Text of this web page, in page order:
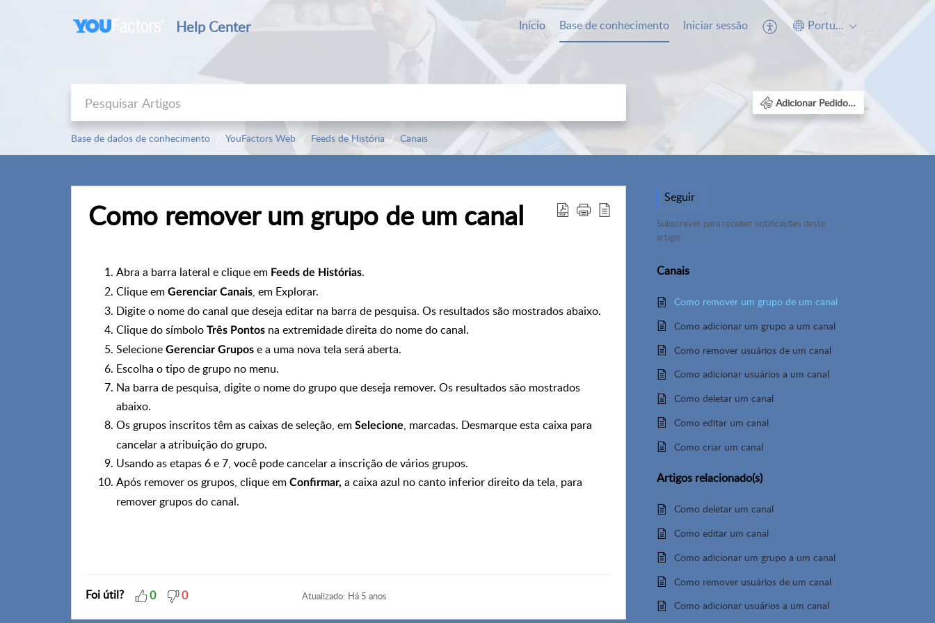
Help Center Início Base de conhecimento Iniciar sessão Português
Adicionar Pedido de suporte
Base de dados de conhecimento YouFactors Web Feeds de História Canais
Como remover um grupo de um canal
Abra a barra lateral e clique em Feeds de Histórias.
Clique em Gerenciar Canais, em Explorar.
Digite o nome do canal que deseja editar na barra de pesquisa. Os resultados são mostrados abaixo.
Clique do símbolo Três Pontos na extremidade direita do nome do canal.
Selecione Gerenciar Grupos e a uma nova tela será aberta.
Escolha o tipo de grupo no menu.
Na barra de pesquisa, digite o nome do grupo que deseja remover. Os resultados são mostrados
abaixo.
Os grupos inscritos têm as caixas de seleção, em Selecione, marcadas. Desmarque esta caixa para
cancelar a atribuição do grupo.
Usando as etapas 6 e 7, você pode cancelar a inscrição de vários grupos.
Após remover os grupos, clique em Confirmar, a caixa azul no canto inferior direito da tela, para
remover grupos do canal.
Foi útil? 0 0 Atualizado: Há 5 anos
Seguir
Subscrever para receber notificações deste
artigo.
Canais
Como remover um grupo de um canal
Como adicionar um grupo a um canal
Como remover usuários de um canal
Como adicionar usuários a um canal
Como deletar um canal
Como editar um canal
Como criar um canal
Artigos relacionado(s)
Como deletar um canal
Como editar um canal
Como adicionar um grupo a um canal
Como remover usuários de um canal
Como adicionar usuários a um canal